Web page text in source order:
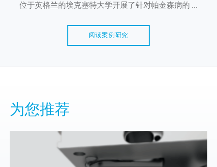
位于英格兰的埃克塞特大学开展了针对帕金森病的 ...
阅读案例研究
为您推荐